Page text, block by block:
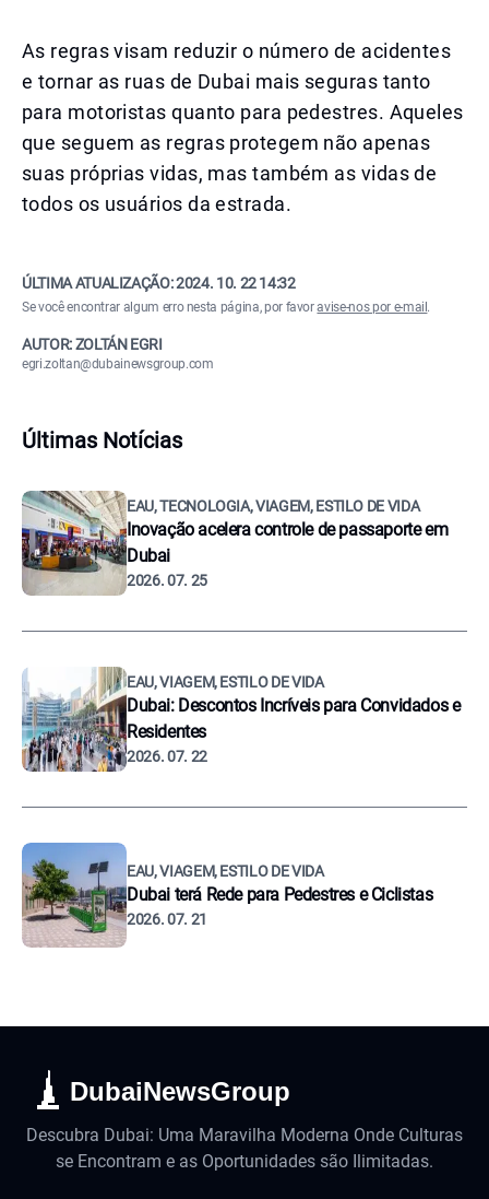
As regras visam reduzir o número de acidentes
e tornar as ruas de Dubai mais seguras tanto
para motoristas quanto para pedestres. Aqueles
que seguem as regras protegem não apenas
suas próprias vidas, mas também as vidas de
todos os usuários da estrada.
ÚLTIMA ATUALIZAÇÃO:2024. 10. 22 14:32
Se você encontrar algum erro nesta página, por favoravise-nos por e-mail .
AUTOR: ZOLTÁN EGRI
egri.zoltan@dubainewsgroup.com
Últimas Notícias
EAU, TECNOLOGIA, VIAGEM, ESTILO DE VIDA
Inovação acelera controle de passaporte em
Dubai
2026. 07. 25
EAU, VIAGEM, ESTILO DE VIDA
Dubai: Descontos Incríveis para Convidados e
Residentes
2026. 07. 22
EAU, VIAGEM, ESTILO DE VIDA
Dubai terá Rede para Pedestres e Ciclistas
2026. 07. 21
DubaiNewsGroup
Descubra Dubai: Uma Maravilha Moderna Onde Culturas
se Encontram e as Oportunidades são Ilimitadas.